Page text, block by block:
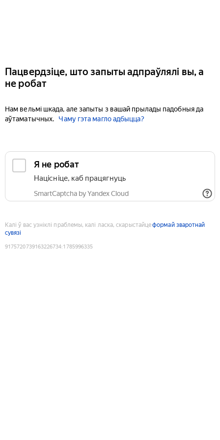
Пацвердзіце, што запыты адпраўлялі вы, а
не робат
Нам вельмі шкада, але запыты з вашай прылады падобныя да
аўтаматычных.
Чаму гэта магло адбыцца?
Я не робат
Націсніце, каб працягнуць
SmartCaptcha by Yandex Cloud
Калі ў вас узніклі праблемы, калі ласка, скарыстайцеформай зваротнай
сувязі
9175720739163226734:1785996335